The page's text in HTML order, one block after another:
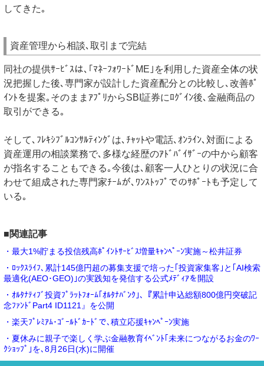
してきた｡
資産管理から相談､取引まで完結
同社の提供ｻｰﾋﾞｽは､｢ﾏﾈｰﾌｫﾜｰﾄﾞME｣を利用した資産全体の状
況把握した後､専門家が設計した資産配分との比較し､改善ﾎﾟ
ｲﾝﾄを提案｡そのままｱﾌﾟﾘからSBI証券にﾛｸﾞｲﾝ後､金融商品の
取引ができる｡
そして､ﾌﾚｷｼﾌﾞﾙｺﾝｻﾙﾃｨﾝｸﾞは､ﾁｬｯﾄや電話､ｵﾝﾗｲﾝ､対面による
資産運用の相談業務で､多様な経歴のｱﾄﾞﾊﾞｲｻﾞｰの中から顧客
が指名することもできる｡今後は､顧客一人ひとりの状況に合
わせて組成された専門家ﾁｰﾑが､ﾜﾝｽﾄｯﾌﾟでのｻﾎﾟｰﾄも予定して
いる｡
■関連記事
・最大1%貯まる投信残高ﾎﾟｲﾝﾄｻｰﾋﾞｽ増量ｷｬﾝﾍﾟｰﾝ実施～松井証券
・ﾛｯｸｽﾗｲﾌ､累計145億円超の募集支援で培った｢投資家集客｣と｢AI検索
最適化(AEO･GEO)｣の実践知を発信する公式ﾒﾃﾞｨｱを開設
・ｵﾙﾀﾅﾃｨﾌﾞ投資ﾌﾟﾗｯﾄﾌｫｰﾑ｢ｵﾙﾀﾅﾊﾞﾝｸ｣､『累計申込総額800億円突破記
念ﾌｧﾝﾄﾞPart4 ID1121』を公開
・楽天ﾌﾟﾚﾐｱﾑ･ｺﾞｰﾙﾄﾞｶｰﾄﾞで､積立応援ｷｬﾝﾍﾟｰﾝ実施
・夏休みに親子で楽しく学ぶ金融教育ｲﾍﾞﾝﾄ｢未来につながるお金のﾜｰ
ｸｼｮｯﾌﾟ｣を､8月26日(水)に開催